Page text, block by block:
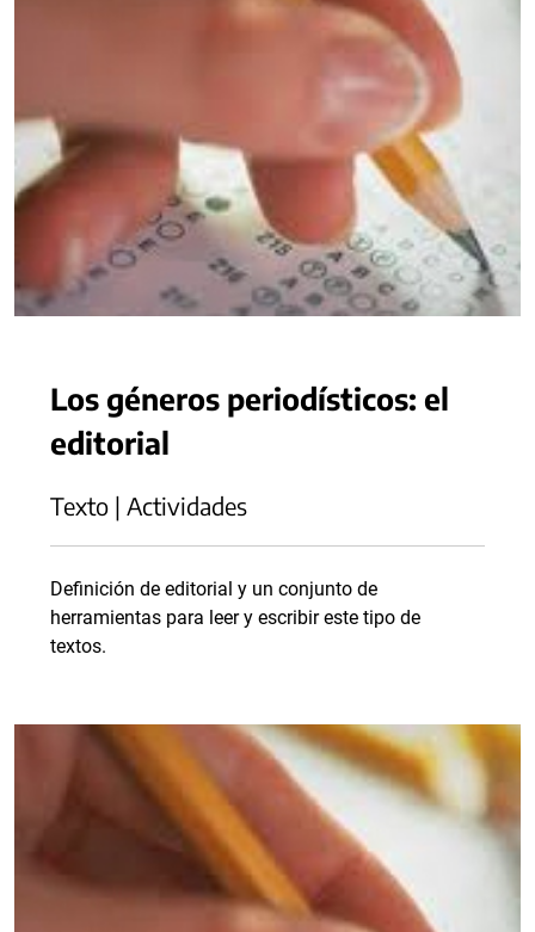
Los géneros periodísticos: el
editorial
Texto | Actividades
Definición de editorial y un conjunto de
herramientas para leer y escribir este tipo de
textos.